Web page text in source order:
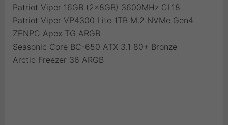
Patriot Viper 16GB (2x8GB) 3600MHz CL18
Patriot Viper VP4300 Lite 1TB M.2 NVMe Gen4
ZENPC Apex TG ARGB
Seasonic Core BC-650 ATX 3.1 80+ Bronze
Arctic Freezer 36 ARGB